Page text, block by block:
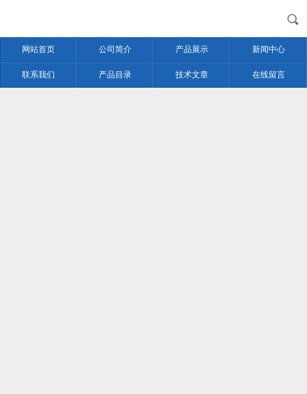
网站首页 公司简介 产品展示 新闻中心
联系我们 产品目录 技术文章 在线留言